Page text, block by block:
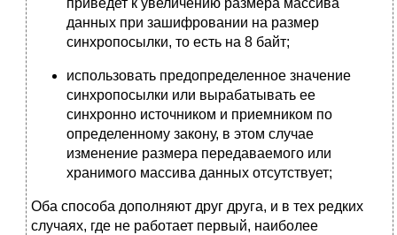
приведет к увеличению размера массива
данных при зашифровании на размер
синхропосылки, то есть на 8 байт;
использовать предопределенное значение
синхропосылки или вырабатывать ее
синхронно источником и приемником по
определенному закону, в этом случае
изменение размера передаваемого или
хранимого массива данных отсутствует;
Оба способа дополняют друг друга, и в тех редких
случаях, где не работает первый, наиболее